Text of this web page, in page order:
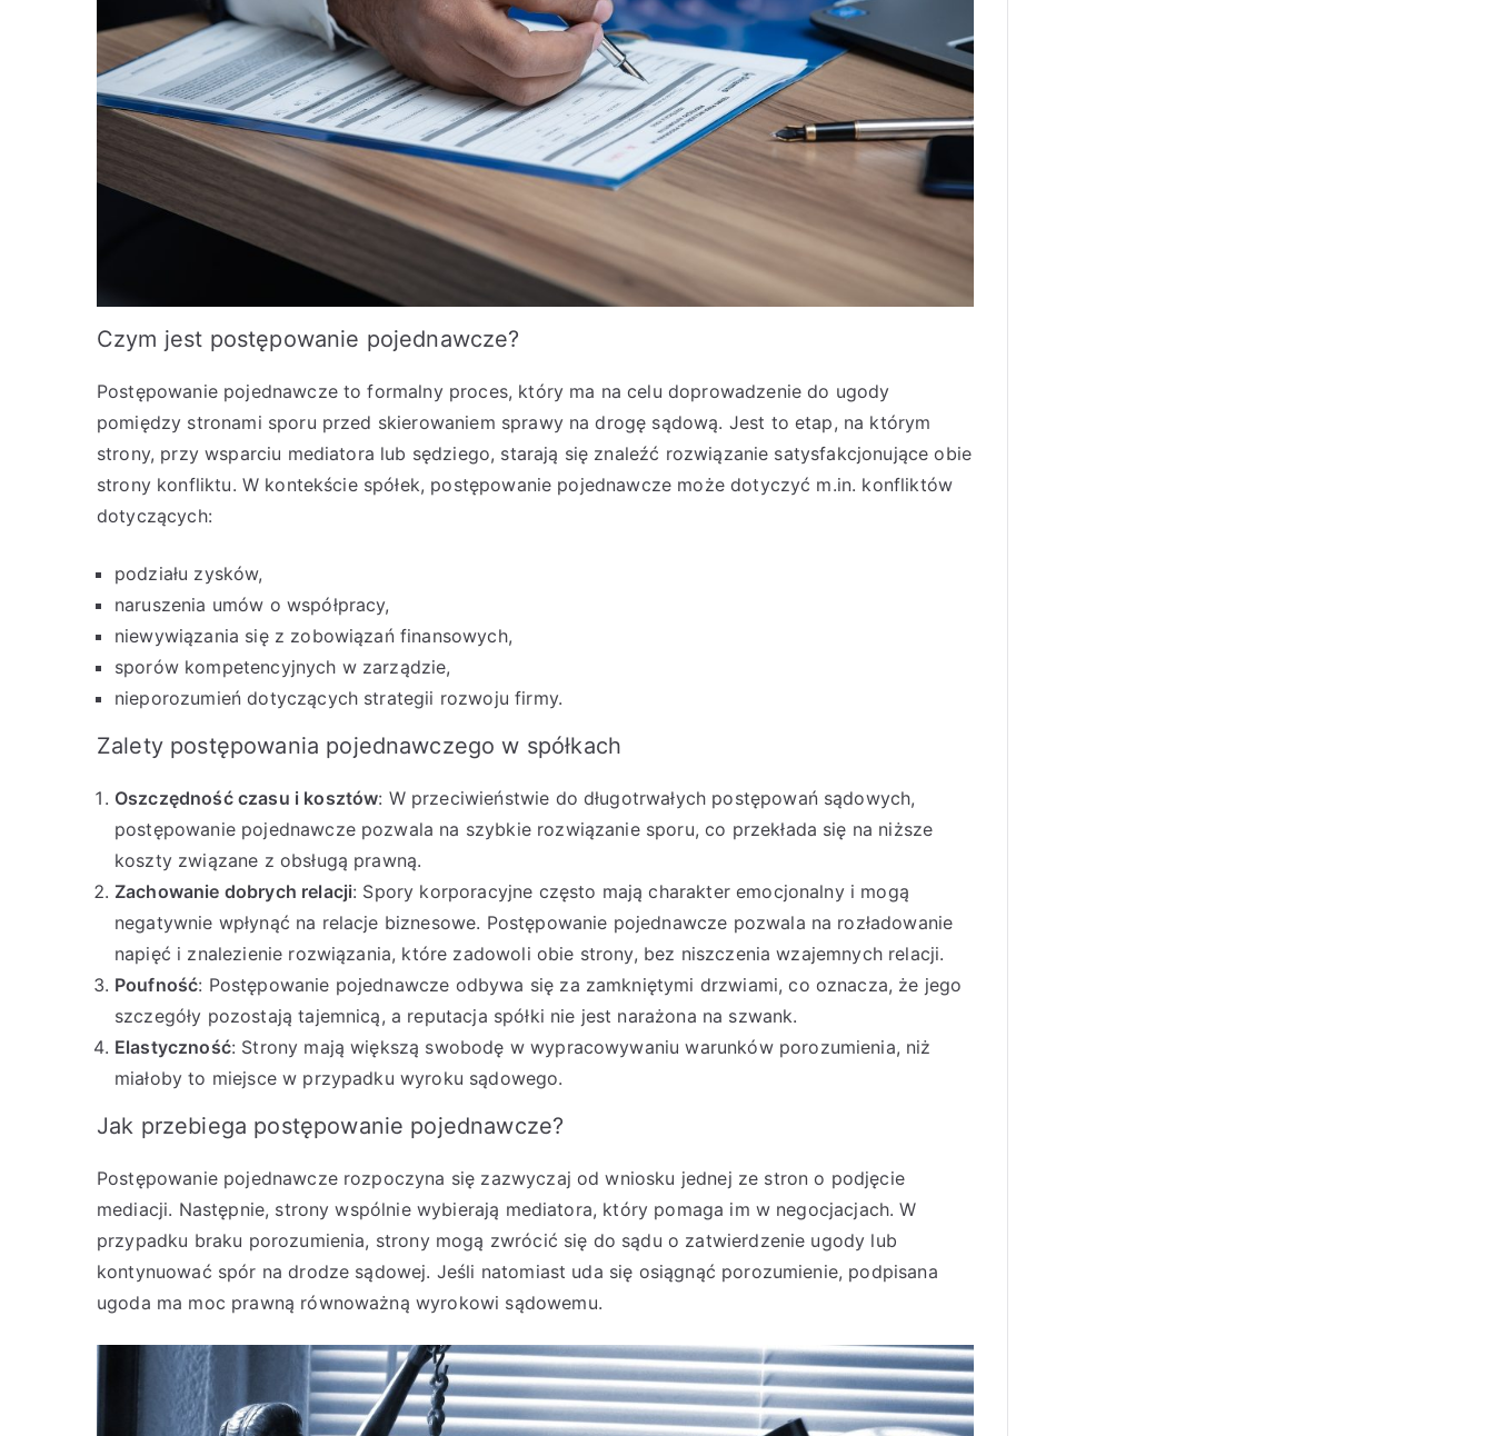
Czym jest postępowanie pojednawcze?
Postępowanie pojednawcze to formalny proces, który ma na celu doprowadzenie do ugody
pomiędzy stronami sporu przed skierowaniem sprawy na drogę sądową. Jest to etap, na którym
strony, przy wsparciu mediatora lub sędziego, starają się znaleźć rozwiązanie satysfakcjonujące obie
strony konfliktu. W kontekście spółek, postępowanie pojednawcze może dotyczyć m.in. konfliktów
dotyczących:
podziału zysków,
naruszenia umów o współpracy,
niewywiązania się z zobowiązań finansowych,
sporów kompetencyjnych w zarządzie,
nieporozumień dotyczących strategii rozwoju firmy.
Zalety postępowania pojednawczego w spółkach
Oszczędność czasu i kosztów: W przeciwieństwie do długotrwałych postępowań sądowych,
postępowanie pojednawcze pozwala na szybkie rozwiązanie sporu, co przekłada się na niższe
koszty związane z obsługą prawną.
Zachowanie dobrych relacji: Spory korporacyjne często mają charakter emocjonalny i mogą
negatywnie wpłynąć na relacje biznesowe. Postępowanie pojednawcze pozwala na rozładowanie
napięć i znalezienie rozwiązania, które zadowoli obie strony, bez niszczenia wzajemnych relacji.
Poufność: Postępowanie pojednawcze odbywa się za zamkniętymi drzwiami, co oznacza, że jego
szczegóły pozostają tajemnicą, a reputacja spółki nie jest narażona na szwank.
Elastyczność: Strony mają większą swobodę w wypracowywaniu warunków porozumienia, niż
miałoby to miejsce w przypadku wyroku sądowego.
Jak przebiega postępowanie pojednawcze?
Postępowanie pojednawcze rozpoczyna się zazwyczaj od wniosku jednej ze stron o podjęcie
mediacji. Następnie, strony wspólnie wybierają mediatora, który pomaga im w negocjacjach. W
przypadku braku porozumienia, strony mogą zwrócić się do sądu o zatwierdzenie ugody lub
kontynuować spór na drodze sądowej. Jeśli natomiast uda się osiągnąć porozumienie, podpisana
ugoda ma moc prawną równoważną wyrokowi sądowemu.